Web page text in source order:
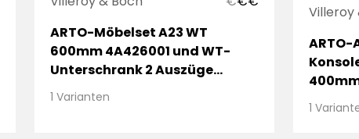
ARTO-Möbelset A23 WT
600mm 4A426001 und WT-
Unterschrank 2 Auszüge
RR=Macciato
1 Varianten
Villeroy
ARTO-
Oak
1